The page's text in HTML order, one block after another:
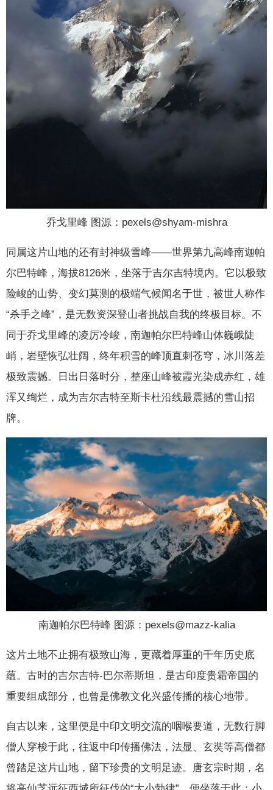
乔戈里峰 图源：pexels@shyam-mishra
同属这片山地的还有封神级雪峰——世界第九高峰南迦帕
尔巴特峰，海拔8126米，坐落于吉尔吉特境内。它以极致
险峻的山势、变幻莫测的极端气候闻名于世，被世人称作
“杀手之峰”，是无数资深登山者挑战自我的终极目标。不
同于乔戈里峰的凌厉冷峻，南迦帕尔巴特峰山体巍峨陡
峭，岩壁恢弘壮阔，终年积雪的峰顶直刺苍穹，冰川落差
极致震撼。日出日落时分，整座山峰被霞光染成赤红，雄
浑又绚烂，成为吉尔吉特至斯卡杜沿线最震撼的雪山招
牌。
南迦帕尔巴特峰 图源：pexels@mazz-kalia
这片土地不止拥有极致山海，更藏着厚重的千年历史底
蕴。古时的吉尔吉特-巴尔蒂斯坦，是古印度贵霜帝国的
重要组成部分，也曾是佛教文化兴盛传播的核心地带。
自古以来，这里便是中印文明交流的咽喉要道，无数行脚
僧人穿梭于此，往返中印传播佛法，法显、玄奘等高僧都
曾踏足这片山地，留下珍贵的文明足迹。唐玄宗时期，名